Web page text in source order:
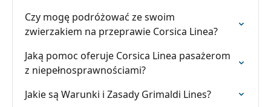
Czy mogę podróżować ze swoim
zwierzakiem na przeprawie Corsica Linea?
Jaką pomoc oferuje Corsica Linea pasażerom
z niepełnosprawnościami?
Jakie są Warunki i Zasady Grimaldi Lines?